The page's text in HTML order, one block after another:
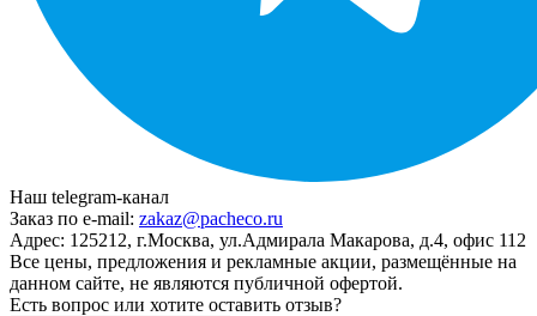
Наш telegram-канал
Заказ по e-mail: zakaz@pacheco.ru
Адрес: 125212, г.Москва, ул.Адмирала Макарова, д.4, офис 112
Все цены, предложения и рекламные акции, размещённые на
данном сайте, не являются публичной офертой.
Есть вопрос или хотите оставить отзыв?